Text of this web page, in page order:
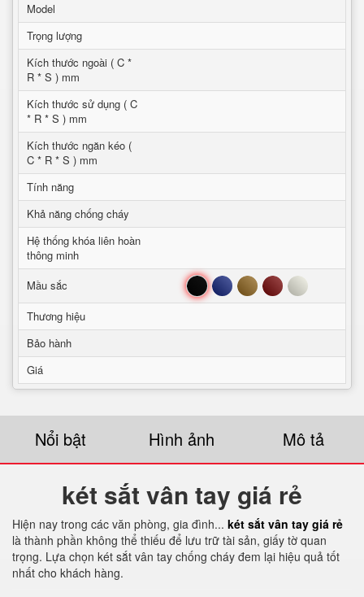
Model
Trọng lượng
Kích thước ngoài ( C *
R * S ) mm
Kích thước sử dụng ( C
* R * S ) mm
Kích thước ngăn kéo (
C * R * S ) mm
Tính năng
Khả năng chống cháy
Hệ thống khóa liên hoàn
thông minh
Mầu sắc
Đen Xanh Nâu Đỏ Trắng
Thương hiệu
Bảo hành
Giá
Nổi bật Hình ảnh Mô tả
két sắt vân tay giá rẻ
Hiện nay trong các văn phòng, gia đình... két sắt vân tay giá rẻ
là thành phần không thể thiếu để lưu trữ tài sản, giấy tờ quan
trọng. Lựa chọn két sắt vân tay chống cháy đem lại hiệu quả tốt
nhất cho khách hàng.